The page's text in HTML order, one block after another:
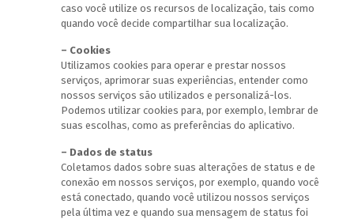
caso você utilize os recursos de localização, tais como
quando você decide compartilhar sua localização.
– Cookies
Utilizamos cookies para operar e prestar nossos
serviços, aprimorar suas experiências, entender como
nossos serviços são utilizados e personalizá-los.
Podemos utilizar cookies para, por exemplo, lembrar de
suas escolhas, como as preferências do aplicativo.
– Dados de status
Coletamos dados sobre suas alterações de status e de
conexão em nossos serviços, por exemplo, quando você
está conectado, quando você utilizou nossos serviços
pela última vez e quando sua mensagem de status foi